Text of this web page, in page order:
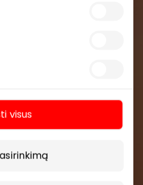
visus
geriausius pasiūlymus,